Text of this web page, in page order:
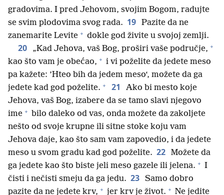
gradovima. I pred Jehovom, svojim Bogom, radujte
se svim plodovima svog rada. 19 Pazite da ne
zanemarite Levite + dokle god živite u svojoj zemlji.
20 „Kad Jehova, vaš Bog, proširi vaše područje, +
kao što vam je obećao, + i vi poželite da jedete meso
pa kažete: ’Hteo bih da jedem meso‘, možete da ga
jedete kad god poželite. + 21
Ako bi mesto koje
Jehova, vaš Bog, izabere da se tamo slavi njegovo
ime + bilo daleko od vas, onda možete da zakoljete
nešto od svoje krupne ili sitne stoke koju vam
Jehova daje, kao što sam vam zapovedio, i da jedete
meso u svom gradu kad god poželite. 22 Možete da
ga jedete kao što biste jeli meso gazele ili jelena. + I
čisti i nečisti smeju da ga jedu. 23 Samo dobro
pazite da ne jedete krv, + jer krv je život. + Ne jedite